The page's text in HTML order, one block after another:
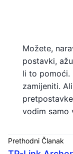
Možete,
postavki,
li to pomoći.
zamijeniti.
vodim samo
Prethodni Članak